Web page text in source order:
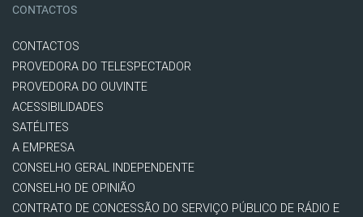
CONTACTOS
CONTACTOS
PROVEDORA DO TELESPECTADOR
PROVEDORA DO OUVINTE
ACESSIBILIDADES
SATÉLITES
A EMPRESA
CONSELHO GERAL INDEPENDENTE
CONSELHO DE OPINIÃO
CONTRATO DE CONCESSÃO DO SERVIÇO PÚBLICO DE RÁDIO E